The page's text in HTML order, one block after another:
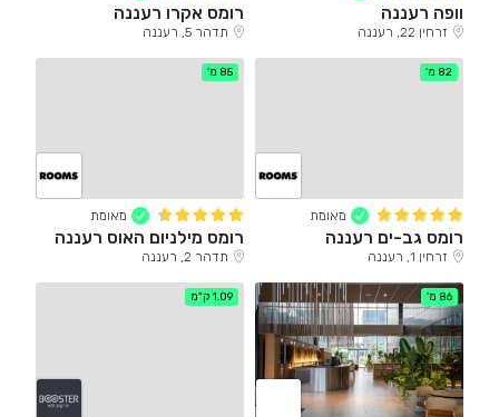
וופה רעננה
זרחין 22, רעננה
רומס אקרו רעננה
תדהר 5, רעננה
מאומת
82 מ'
רומס גב-ים רעננה
זרחין 1, רעננה
מאומת
85 מ'
רומס מילניום האוס רעננה
תדהר 2, רעננה
86 מ' 1.09 ק"מ